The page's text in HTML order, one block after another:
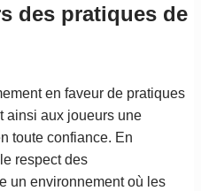
des pratiques de
en faveur de pratiques
ainsi aux joueurs une
toute confiance. En
respect des
un environnement où les